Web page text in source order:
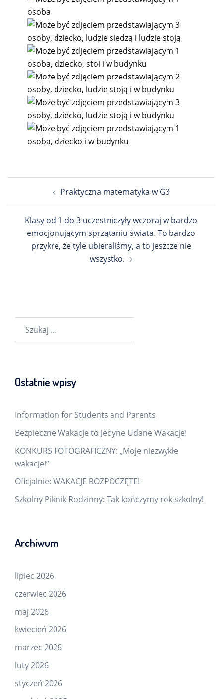
Praktyczna matematyka w G3
Klasy od 1 do 3 uczestniczyły wczoraj w bardzo
emocjonującym sprzątaniu świata. To bardzo
przykre, że tyle ubieraliśmy, a to jeszcze nie
wszystko.
Ostatnie wpisy
Information for Students and Parents
Bezpieczne Wakacje to Jedyne Udane Wakacje!
KONKURS FOTOGRAFICZNY: „Moje niezwykłe
wakacje!”
Oficjalnie: WAKACJE ROZPOCZĘTE!
Szkolny Piknik Rodzinny: Tak kończymy rok szkolny!
Archiwum
lipiec 2026
czerwiec 2026
maj 2026
kwiecień 2026
marzec 2026
luty 2026
styczeń 2026